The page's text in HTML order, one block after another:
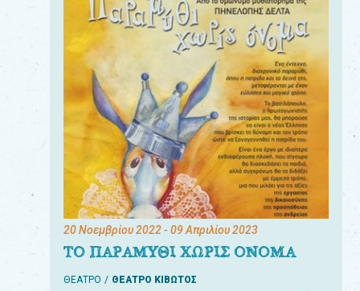
20 Νοεμβρίου 2022- 09 Απριλίου 2023
ΤΟ ΠΑΡΑΜΥΘΙ ΧΩΡΙΣ ΟΝΟΜΑ
ΘΕΑΤΡΟ ΘΕΑΤΡΟ ΚΙΒΩΤΟΣ